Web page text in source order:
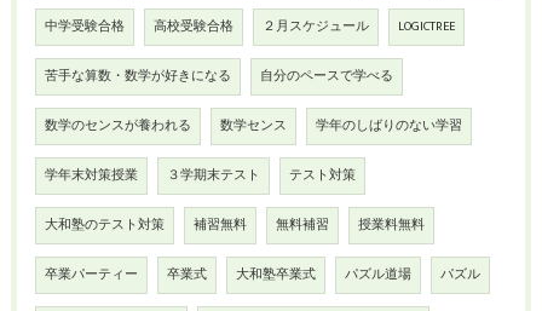
中学受験合格 高校受験合格 ２月スケジュール LOGICTREE
苦手な算数・数学が好きになる 自分のペースで学べる
数学のセンスが養われる 数学センス 学年のしばりのない学習
学年末対策授業 ３学期末テスト テスト対策
大和塾のテスト対策 補習無料 無料補習 授業料無料
卒業パーティー 卒業式 大和塾卒業式 パズル道場 パズル